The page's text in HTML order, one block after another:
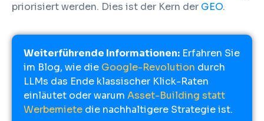
priorisiert werden. Dies ist der Kern der GEO.
Weiterführende Informationen: Erfahren Sie
im Blog, wie die Google-Revolution durch
LLMs das Ende klassischer Klick-Raten
einläutet oder warum Asset-Building statt
Werbemiete die nachhaltigere Strategie ist.